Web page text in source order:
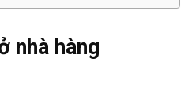
nhà hàng